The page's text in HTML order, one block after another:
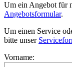
Um ein Angebot für
Angebotsformular.
Um einen Service
bitte unser
Vorname: